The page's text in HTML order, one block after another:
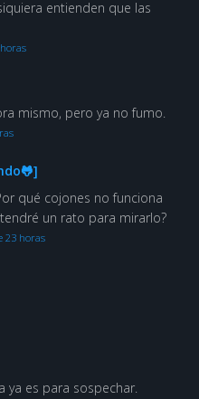
entienden que las
mismo, pero ya no fumo.
qué cojones no funciona
un rato para mirarlo?
23 horas
ya es para sospechar.